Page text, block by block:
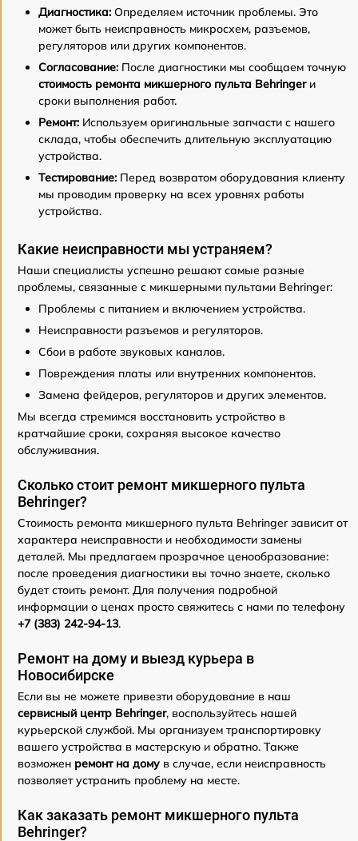
Диагностика: Определяем источник проблемы. Это
может быть неисправность микросхем, разъемов,
регуляторов или других компонентов.
Согласование: После диагностики мы сообщаем точную
стоимость ремонта микшерного пульта Behringerи
сроки выполнения работ.
Ремонт: Используем оригинальные запчасти с нашего
склада, чтобы обеспечить длительную эксплуатацию
устройства.
Тестирование: Перед возвратом оборудования клиенту
мы проводим проверку на всех уровнях работы
устройства.
Какие неисправности мы устраняем?
Наши специалисты успешно решают самые разные
проблемы, связанные с микшерными пультами Behringer:
Проблемы с питанием и включением устройства.
Неисправности разъемов и регуляторов.
Сбои в работе звуковых каналов.
Повреждения платы или внутренних компонентов.
Замена фейдеров, регуляторов и других элементов.
Мы всегда стремимся восстановить устройство в
кратчайшие сроки, сохраняя высокое качество
обслуживания.
Сколько стоит ремонт микшерного пульта
Behringer?
Стоимость ремонта микшерного пульта Behringer зависит от
характера неисправности и необходимости замены
деталей. Мы предлагаем прозрачное ценообразование:
после проведения диагностики вы точно знаете, сколько
будет стоить ремонт. Для получения подробной
информации о ценах просто свяжитесь с нами по телефону
+7 (383) 242-94-13.
Ремонт на дому и выезд курьера в
Новосибирске
Если вы не можете привезти оборудование в наш
сервисный центр Behringer, воспользуйтесь нашей
курьерской службой. Мы организуем транспортировку
вашего устройства в мастерскую и обратно. Также
возможен ремонт на дому в случае, если неисправность
позволяет устранить проблему на месте.
Как заказать ремонт микшерного пульта
Behringer?